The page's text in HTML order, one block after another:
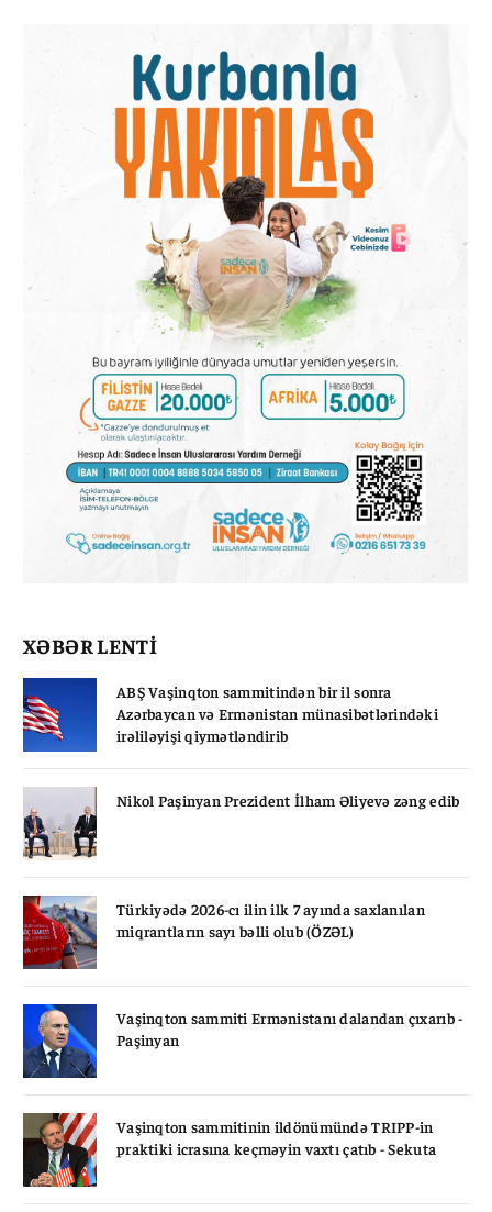
XƏBƏR LENTİ
ABŞ Vaşinqton sammitindən bir il sonra
Azərbaycan və Ermənistan münasibətlərindəki
irəliləyişi qiymətləndirib
Nikol Paşinyan Prezident İlham Əliyevə zəng edib
Türkiyədə 2026-cı ilin ilk 7 ayında saxlanılan
miqrantların sayı bəlli olub (ÖZƏL)
Vaşinqton sammiti Ermənistanı dalandan çıxarıb -
Paşinyan
Vaşinqton sammitinin ildönümündə TRIPP-in
praktiki icrasına keçməyin vaxtı çatıb - Sekuta